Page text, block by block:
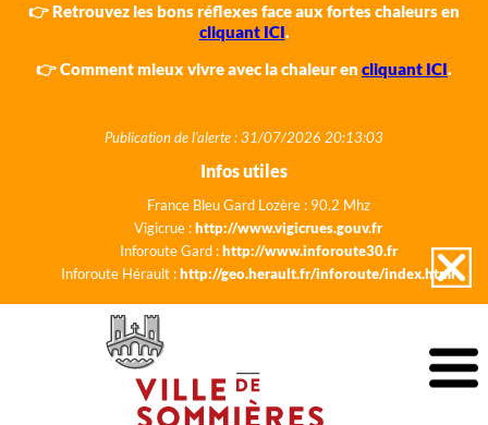
👉 Retrouvez les bons réflexes face aux fortes chaleurs en
cliquant ICI.
👉 Comment mieux vivre avec la chaleur en cliquant ICI.
Publication de l'alerte : 31/07/2026 20:13:03
Infos utiles
France Bleu Gard Lozère : 90.2 Mhz
Vigicrue :http://www.vigicrues.gouv.fr
Inforoute Gard :http://www.inforoute30.fr
Inforoute Hérault :http://geo.herault.fr/inforoute/index.html